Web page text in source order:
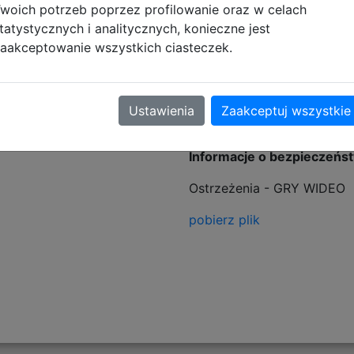
zgodności
Informacje o
Ostrzeżenia - GRY WIDEO
pobierz plik
potrzeb poprzez profilowanie oraz w celach
i analitycznych, konieczne jest
wszystkich ciasteczek.
Ustawienia Zaakceptuj wszystkie